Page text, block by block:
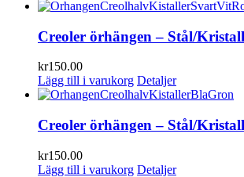
Creoler örhängen – Stål/Kristall
kr150.00
Lägg till i varukorg Detaljer
Creoler örhängen – Stål/
kr150.00
Lägg till i varukorg Detaljer